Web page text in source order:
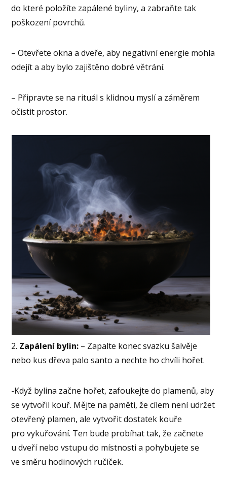
do které položíte zapálené byliny, a zabraňte tak
poškození povrchů.
– Otevřete okna a dveře, aby negativní energie mohla
odejít a aby bylo zajištěno dobré větrání.
– Připravte se na rituál s klidnou myslí a záměrem
očistit prostor.
2. Zapálení bylin: – Zapalte konec svazku šalvěje
nebo kus dřeva palo santo a nechte ho chvíli hořet.
-Když bylina začne hořet, zafoukejte do plamenů, aby
se vytvořil kouř. Mějte na paměti, že cílem není udržet
otevřený plamen, ale vytvořit dostatek kouře
pro vykuřování. Ten bude probíhat tak, že začnete
u dveří nebo vstupu do místnosti a pohybujete se
ve směru hodinových ručiček.